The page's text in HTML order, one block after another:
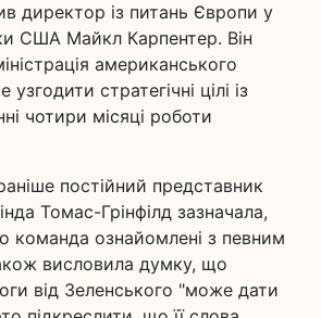
директор із питань Європи у
США Майкл Карпентер. Він
американського
стратегічні цілі із
чотири місяці роботи
постійний представник
Томас-Грінфілд зазначала,
команда ознайомлені з певним
висловила думку, що
від Зеленського "може дати